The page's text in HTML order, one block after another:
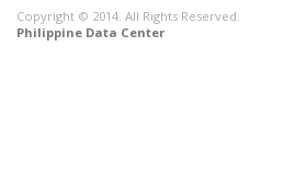
Copyright © 2014. All Rights Reserved.
Philippine Data Center